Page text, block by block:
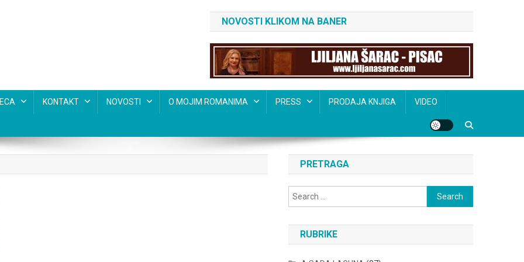
NOVOSTI KLIKOM NA BANER
KONTAKT NOVOSTI O MOJIM ROMANIMA PRESS PRODAJA KNJIGA VIDEO
PRETRAGA
Search
for:
RUBRIKE